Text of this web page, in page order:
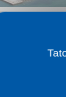
Ať tak či onak,